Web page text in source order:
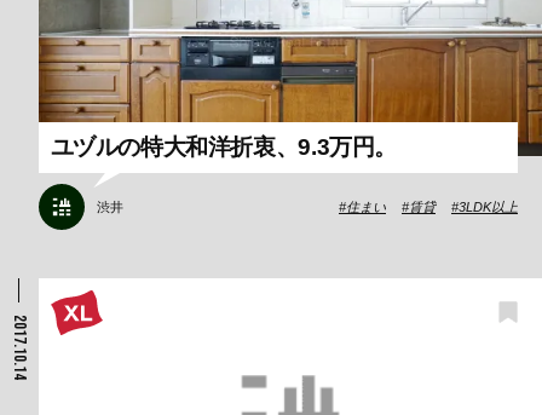
ユヅルの特大和洋折衷、9.3万円。
渋井 住まい 賃貸 3LDK以上
2017.10.14